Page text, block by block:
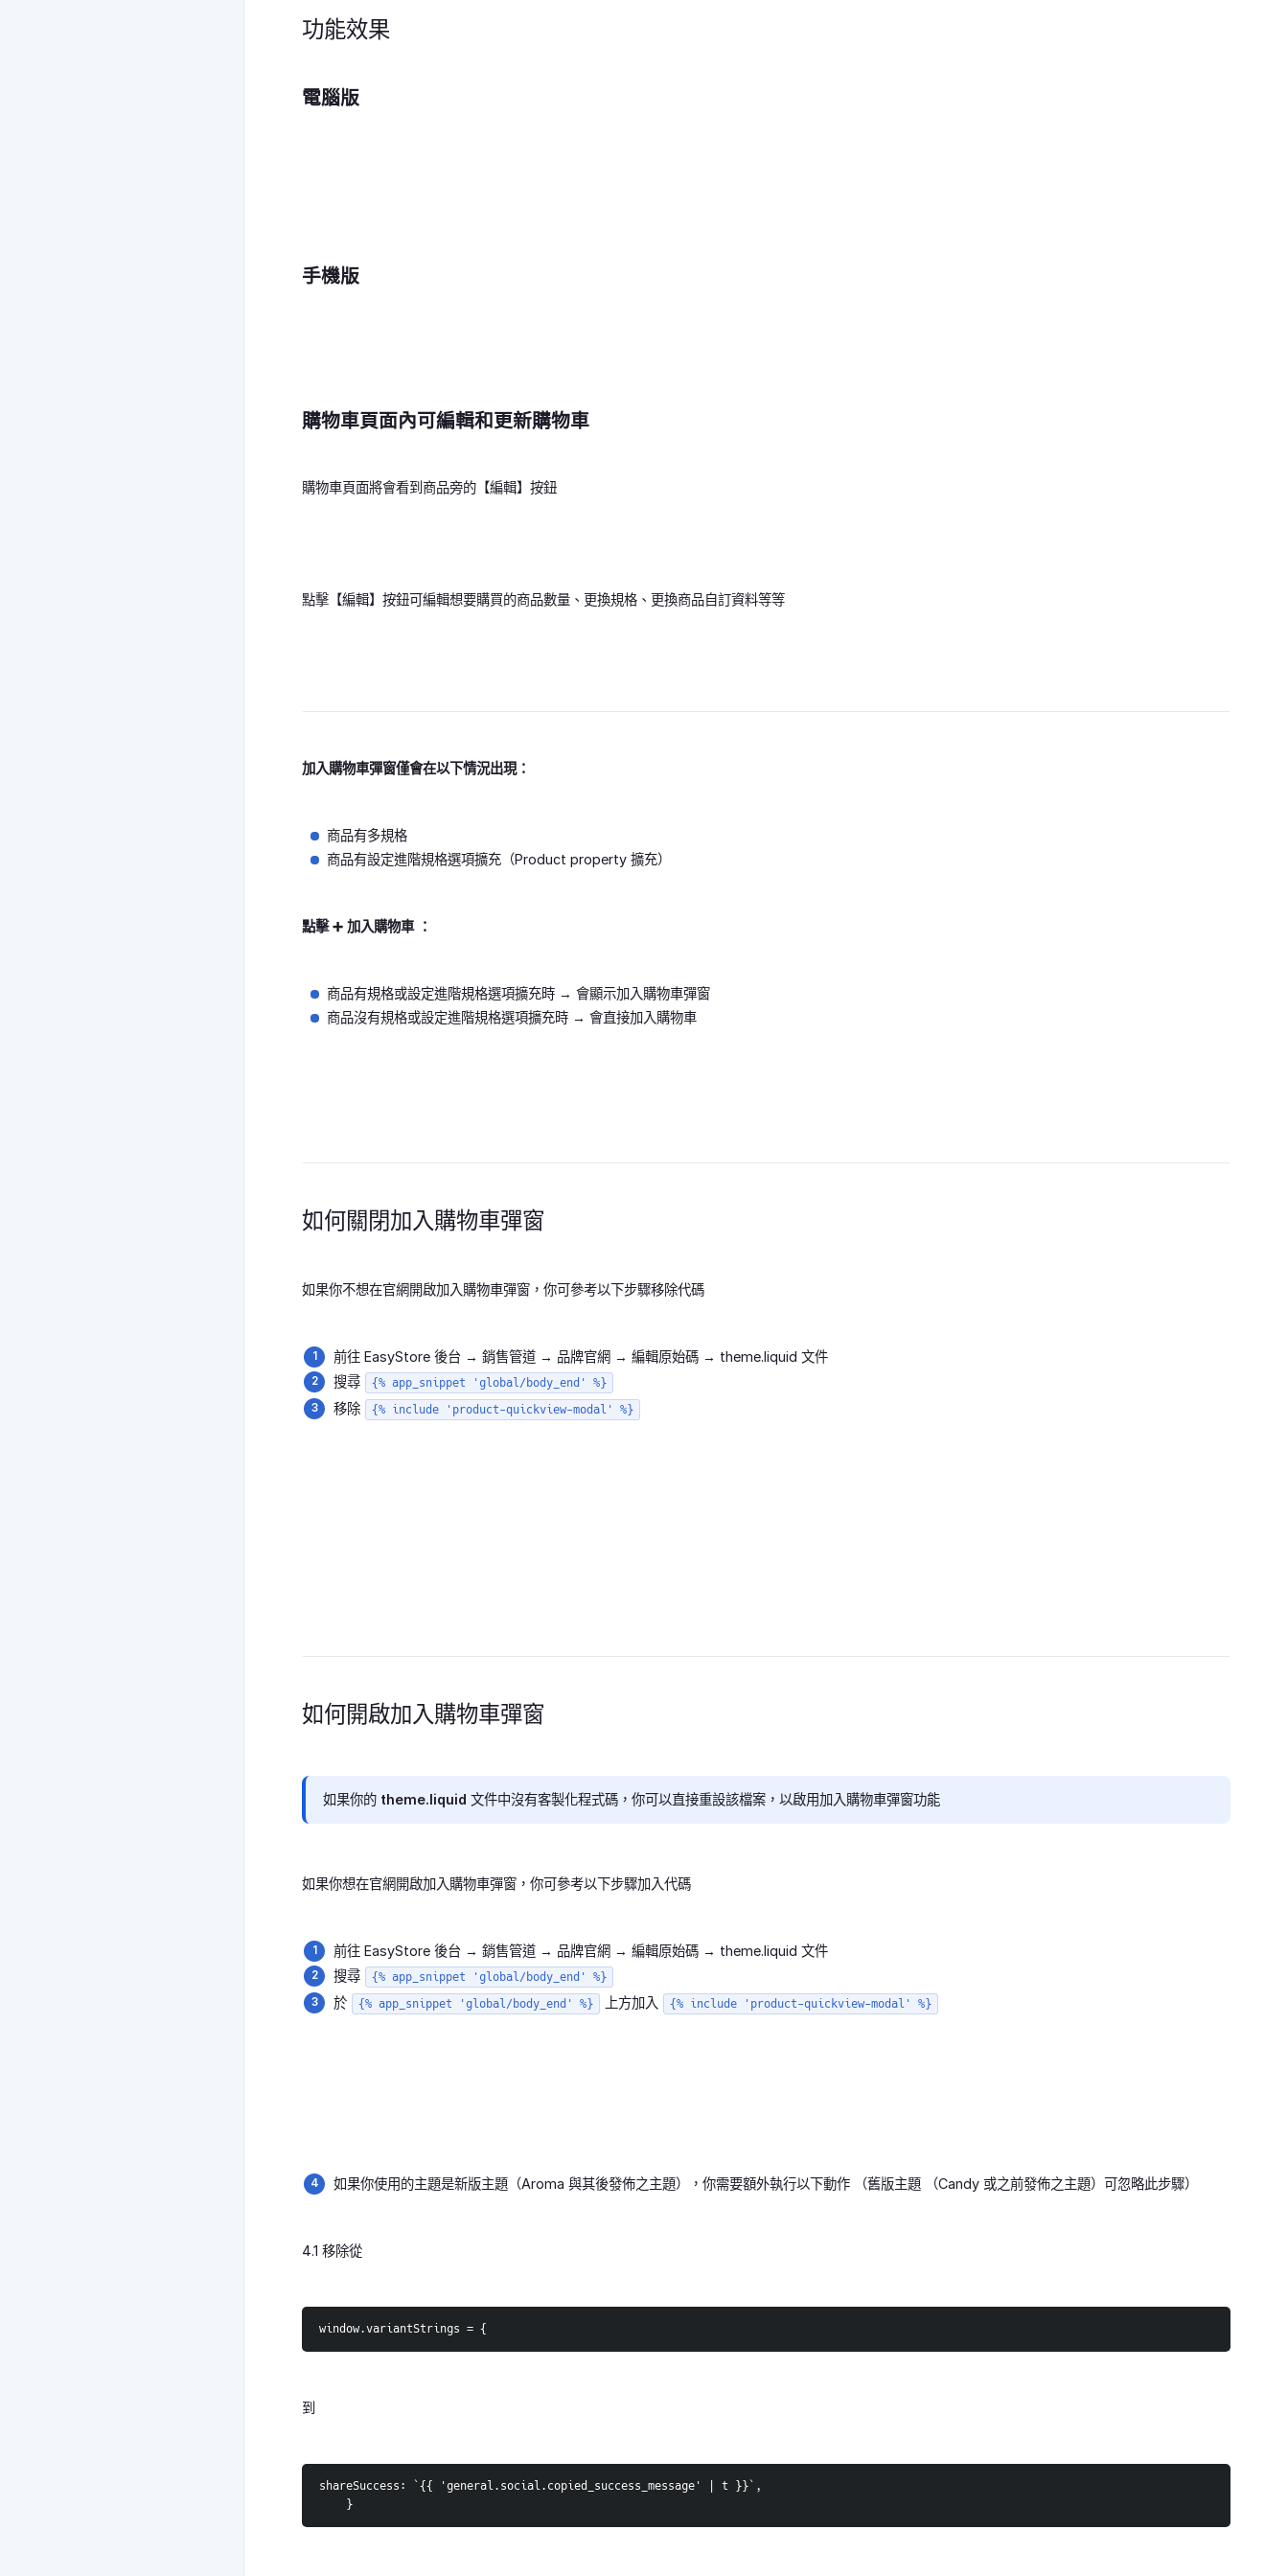
功能效果
電腦版
手機版
購物車頁面內可編輯和更新購物車
購物車頁面將會看到商品旁的【編輯】按鈕
點擊【編輯】按鈕可編輯想要購買的商品數量、更換規格、更換商品自訂資料等等
加入購物車彈窗僅會在以下情況出現：
商品有多規格
商品有設定進階規格選項擴充（Product property 擴充）
點擊 ➕ 加入購物車 ：
商品有規格或設定進階規格選項擴充時 → 會顯示加入購物車彈窗
商品沒有規格或設定進階規格選項擴充時 → 會直接加入購物車
如何關閉加入購物車彈窗
如果你不想在官網開啟加入購物車彈窗，你可參考以下步驟移除代碼
前往 EasyStore 後台 → 銷售管道 → 品牌官網 → 編輯原始碼 → theme.liquid 文件
搜尋
{% app_snippet 'global/body_end' %}
移除 {% include 'product-quickview-modal' %}
如何開啟加入購物車彈窗
如果你的 theme.liquid 文件中沒有客製化程式碼，你可以直接重設該檔案，以啟用加入購物車彈窗功能
如果你想在官網開啟加入購物車彈窗，你可參考以下步驟加入代碼
前往 EasyStore 後台 → 銷售管道 → 品牌官網 → 編輯原始碼 → theme.liquid 文件
搜尋
{% app_snippet 'global/body_end' %}
於 {% app_snippet 'global/body_end' %} 上方加入 {% include 'product-quickview-modal' %}
如果你使用的主題是新版主題（Aroma 與其後發佈之主題），你需要額外執行以下動作 （舊版主題 （Candy 或之前發佈之主題）可忽略此步驟）
4.1 移除從
window.variantStrings = {
到
shareSuccess: `{{ 'general.social.copied_success_message' | t }}`,
    }